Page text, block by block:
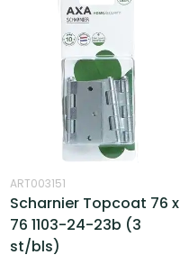
ART003151
Scharnier Topcoat 76 x
76 1103-24-23b (3
st/bls)